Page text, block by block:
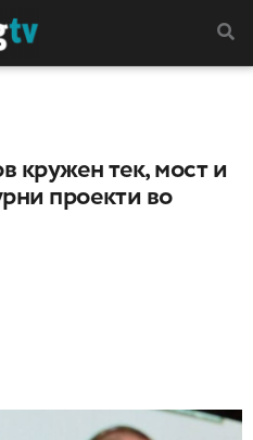
кружен тек, мост и
проекти во